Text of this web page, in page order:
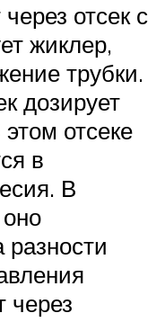
отсек с
жиклер,
трубки.
дозирует
отсеке
в
В
через